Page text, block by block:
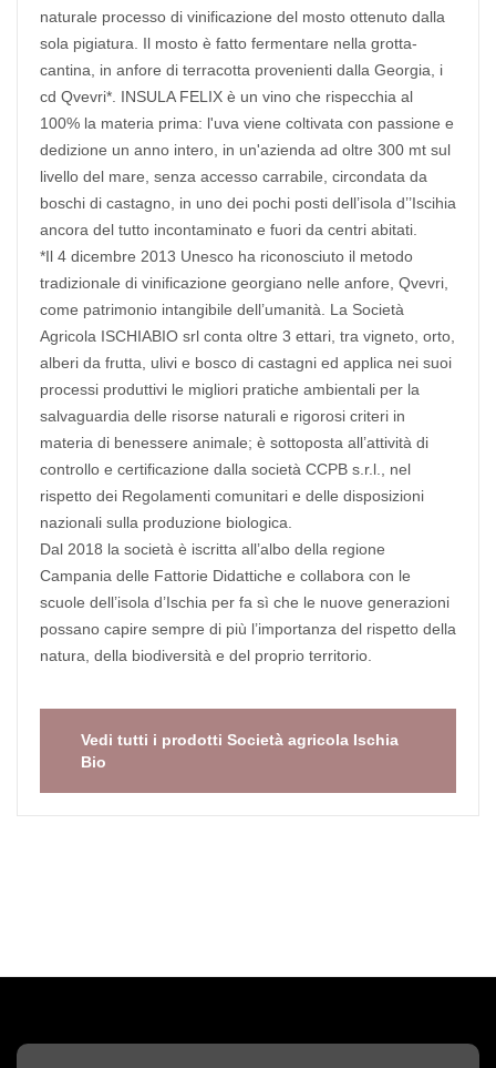
naturale processo di vinificazione del mosto ottenuto dalla
sola pigiatura. Il mosto è fatto fermentare nella grotta-
cantina, in anfore di terracotta provenienti dalla Georgia, i
cd Qvevri*. INSULA FELIX è un vino che rispecchia al
100% la materia prima: l'uva viene coltivata con passione e
dedizione un anno intero, in un'azienda ad oltre 300 mt sul
livello del mare, senza accesso carrabile, circondata da
boschi di castagno, in uno dei pochi posti dell’isola d’’Iscihia
ancora del tutto incontaminato e fuori da centri abitati.
*Il 4 dicembre 2013 Unesco ha riconosciuto il metodo
tradizionale di vinificazione georgiano nelle anfore, Qvevri,
come patrimonio intangibile dell’umanità. La Società
Agricola ISCHIABIO srl conta oltre 3 ettari, tra vigneto, orto,
alberi da frutta, ulivi e bosco di castagni ed applica nei suoi
processi produttivi le migliori pratiche ambientali per la
salvaguardia delle risorse naturali e rigorosi criteri in
materia di benessere animale; è sottoposta all’attività di
controllo e certificazione dalla società CCPB s.r.l., nel
rispetto dei Regolamenti comunitari e delle disposizioni
nazionali sulla produzione biologica.
Dal 2018 la società è iscritta all’albo della regione
Campania delle Fattorie Didattiche e collabora con le
scuole dell’isola d’Ischia per fa sì che le nuove generazioni
possano capire sempre di più l’importanza del rispetto della
natura, della biodiversità e del proprio territorio.
Vedi tutti i prodotti Società agricola Ischia
Bio